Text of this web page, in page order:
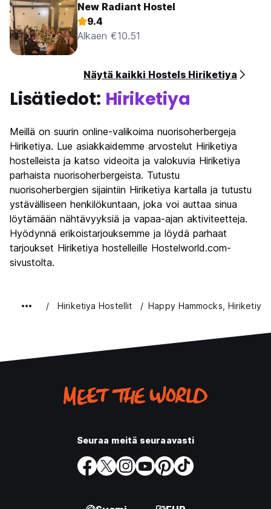
New Radiant Hostel
9.4
Alkaen €10.51
Näytä kaikki Hostels Hiriketiya
Lisätiedot: Hiriketiya
Meillä on suurin online-valikoima nuorisoherbergeja
Hiriketiya. Lue asiakkaidemme arvostelut Hiriketiya
hostelleista ja katso videoita ja valokuvia Hiriketiya
parhaista nuorisoherbergeista. Tutustu
nuorisoherbergien sijaintiin Hiriketiya kartalla ja tutustu
ystävälliseen henkilökuntaan, joka voi auttaa sinua
löytämään nähtävyyksiä ja vapaa-ajan aktiviteetteja.
Hyödynnä erikoistarjouksemme ja löydä parhaat
tarjoukset Hiriketiya hostelleille Hostelworld.com-
sivustolta.
Hiriketiya Hostellit Happy Hammocks, Hiriketiya
Seuraa meitä seuraavasti